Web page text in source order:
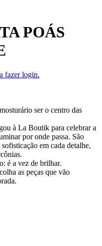
POÁS
fazer login.
ser o centro das
à La Boutik para celebrar a
por onde passa. São
em cada detalhe,
é a vez de brilhar.
as peças que vão